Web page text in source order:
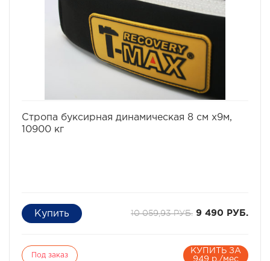
Стропа буксирная динамическая 8 см х9м,
10900 кг
10 059,93 РУБ. 9 490 РУБ.
Под заказ
КУПИТЬ ЗА
949 р./мес